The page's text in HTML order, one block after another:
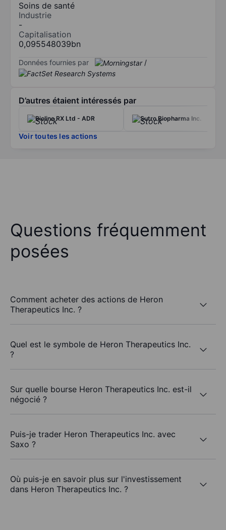
Soins de santé
Industrie
-
Capitalisation
0,095548039bn
Données fournies par /
D’autres étaient intéressés par
Bioline RX Ltd - ADR Sutro Biopharma Inc.
Voir toutes les actions
Questions fréquemment
posées
Comment acheter des actions de Heron
Therapeutics Inc. ?
Quel est le symbole de Heron Therapeutics Inc.
?
Sur quelle bourse Heron Therapeutics Inc. est-il
négocié ?
Puis-je trader Heron Therapeutics Inc. avec
Saxo ?
Où puis-je en savoir plus sur l'investissement
dans Heron Therapeutics Inc. ?